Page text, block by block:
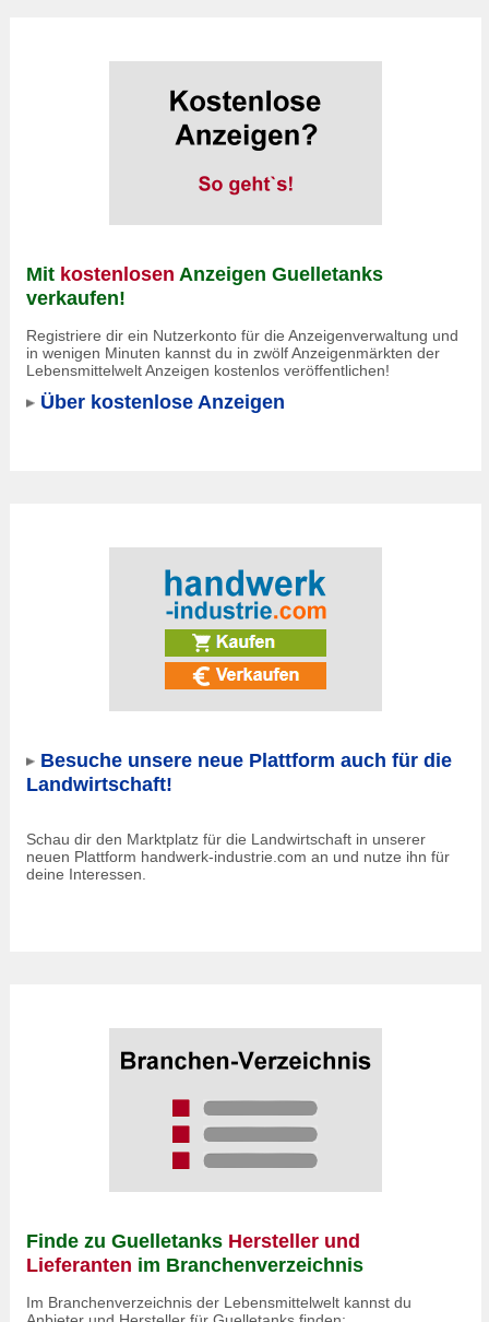
Mit kostenlosen Anzeigen Guelletanks
verkaufen!
Registriere dir ein Nutzerkonto für die Anzeigenverwaltung und
in wenigen Minuten kannst du in zwölf Anzeigenmärkten der
Lebensmittelwelt Anzeigen kostenlos veröffentlichen!
Über kostenlose Anzeigen
Besuche unsere neue Plattform auch für die
Landwirtschaft!
Schau dir den Marktplatz für die Landwirtschaft in unserer
neuen Plattform handwerk-industrie.com an und nutze ihn für
deine Interessen.
Finde zu Guelletanks Hersteller und
Lieferanten im Branchenverzeichnis
Im Branchenverzeichnis der Lebensmittelwelt kannst du